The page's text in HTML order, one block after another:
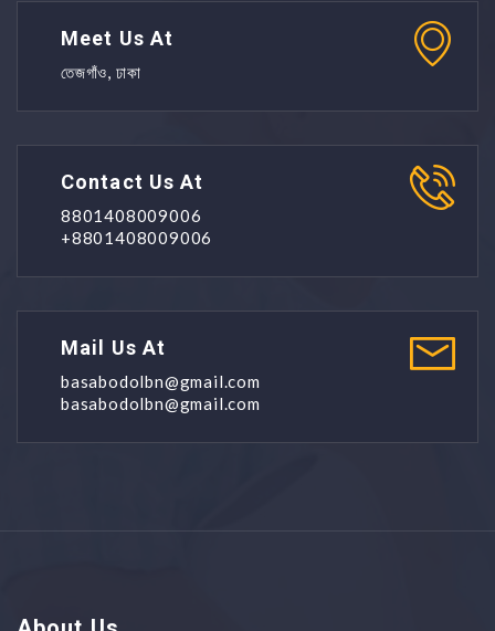
Meet Us At
তেজগাঁও, ঢাকা
Contact Us At
8801408009006
+8801408009006
Mail Us At
basabodolbn@gmail.com
basabodolbn@gmail.com